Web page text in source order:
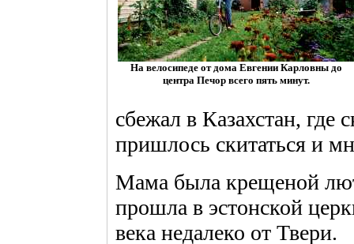
На велосипеде от дома Евгении Карловны до
центра Печор всего пять минут.
сбежал в Казахстан, где
пришлось скитаться и
Мама была крещеной
прошла в эстонской
века недалеко от Твери.